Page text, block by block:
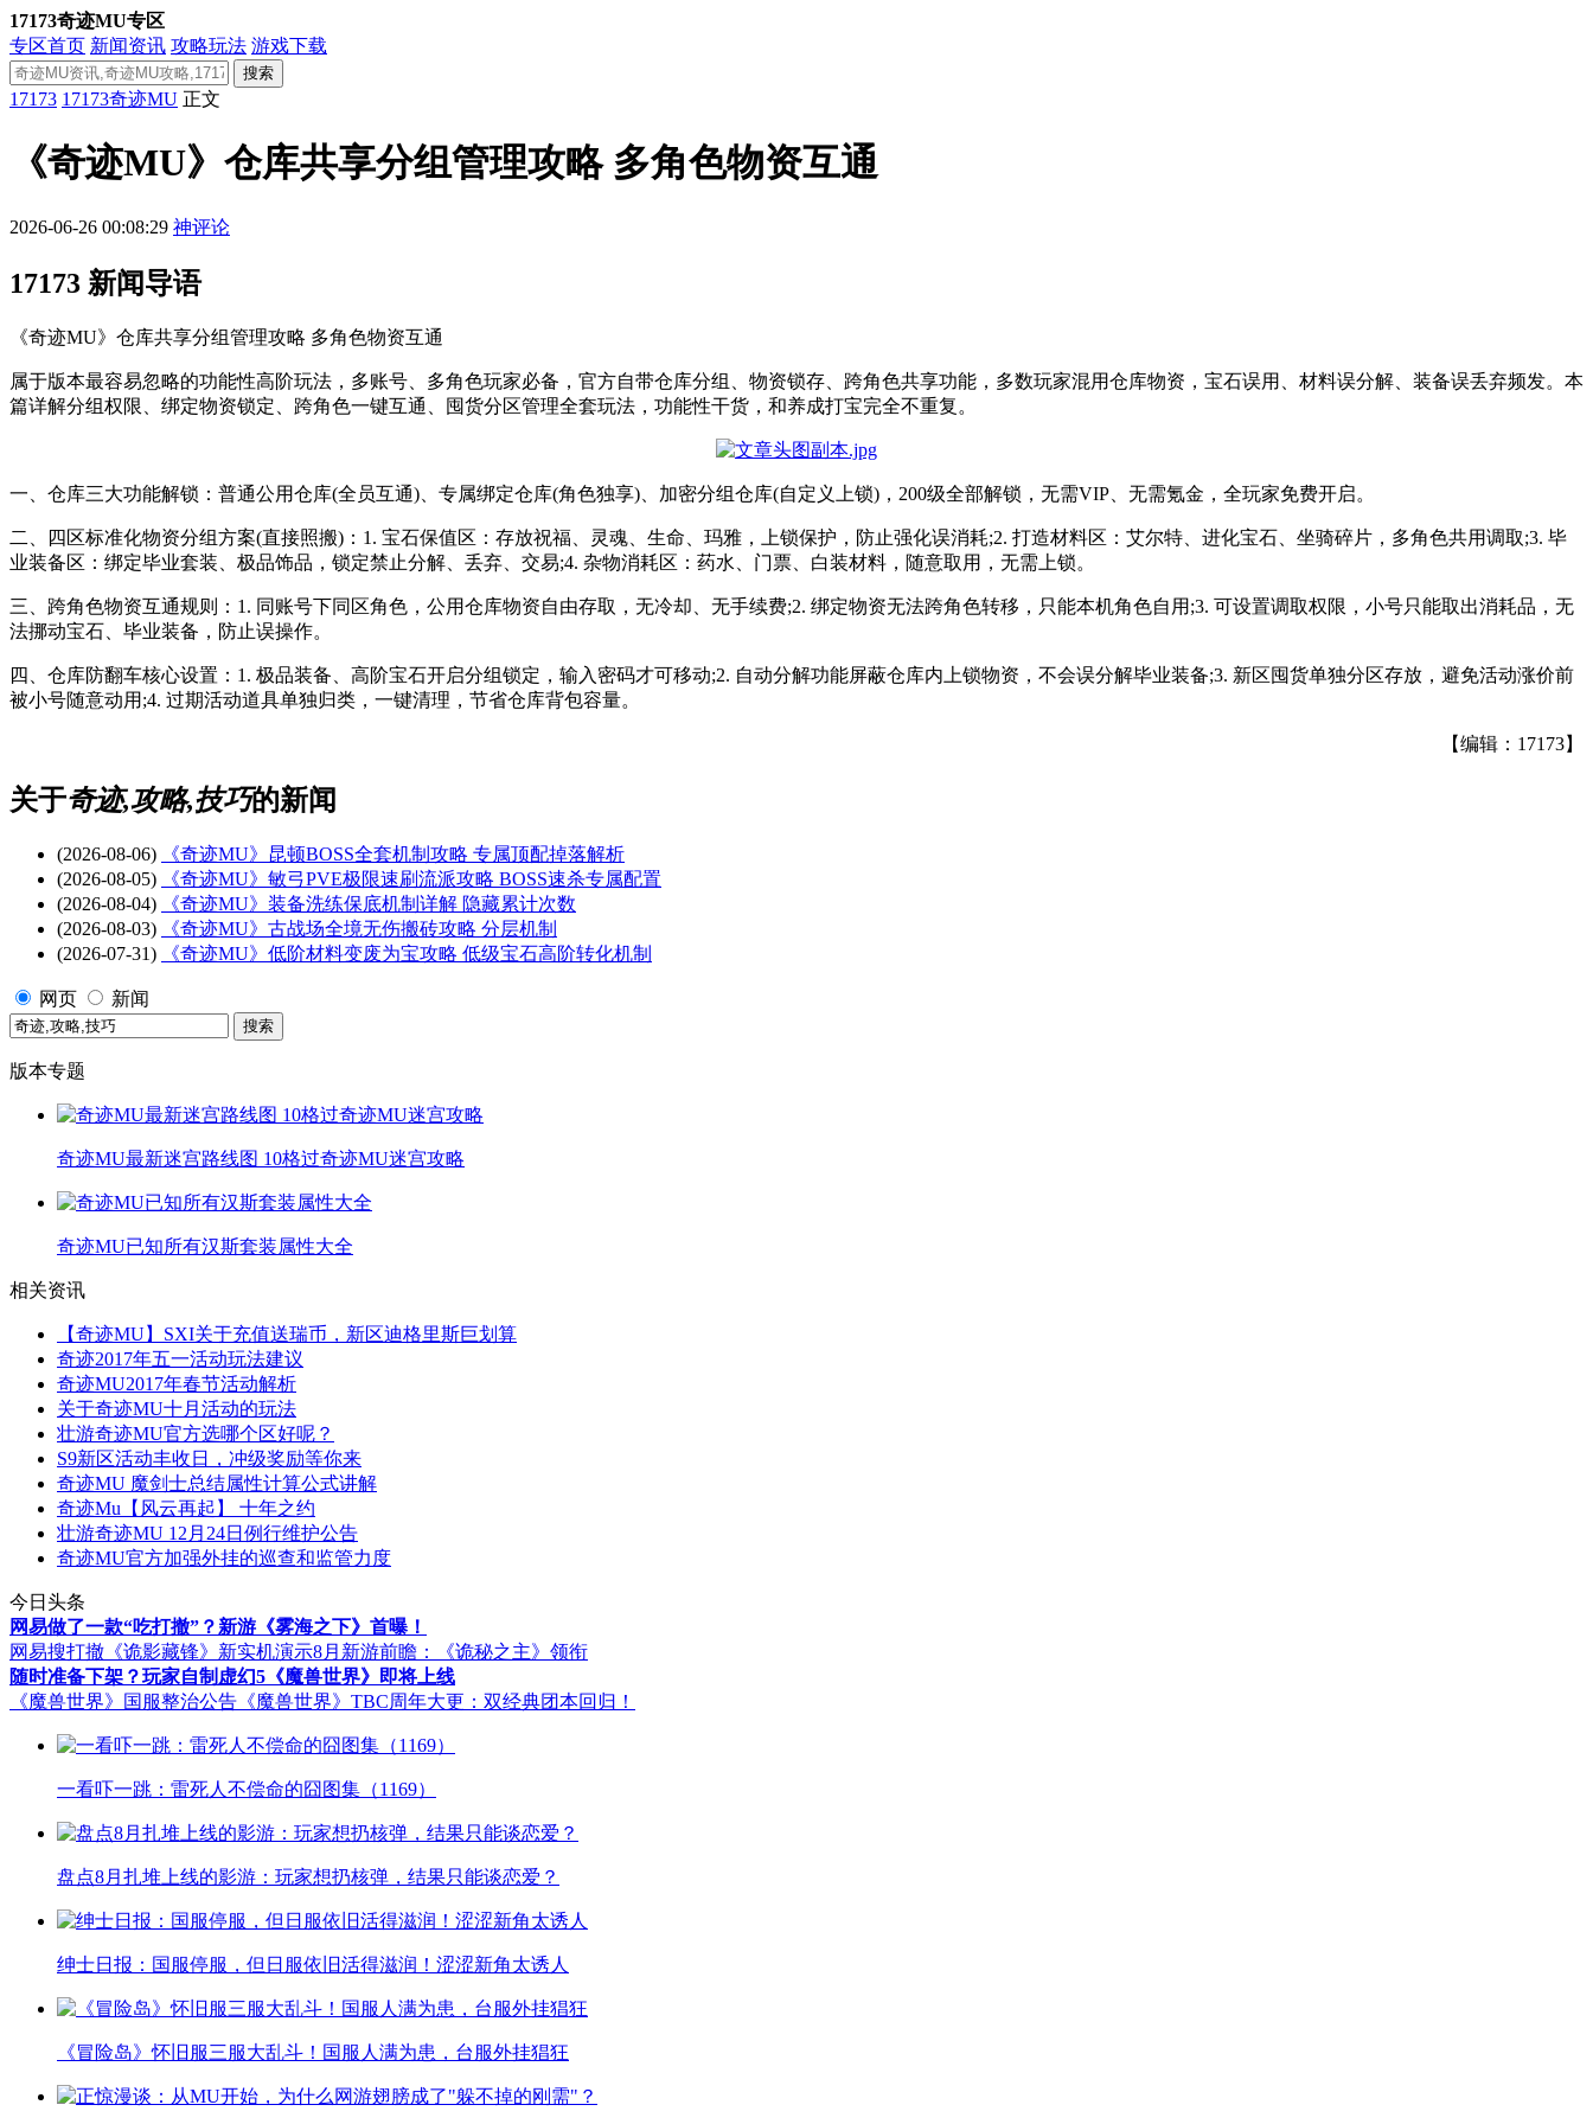
17173奇迹MU专区
专区首页 新闻资讯 攻略玩法 游戏下载
搜索
17173 17173奇迹MU 正文
《奇迹MU》仓库共享分组管理攻略 多角色物资互通
2026-06-26 00:08:29 神评论
17173 新闻导语
《奇迹MU》仓库共享分组管理攻略 多角色物资互通
属于版本最容易忽略的功能性高阶玩法，多账号、多角色玩家必备，官方自带仓库分组、物资锁存、跨角色共享功能，多数玩家混用仓库物资，宝石误用、材料误分解、装备误丢弃频发。本
篇详解分组权限、绑定物资锁定、跨角色一键互通、囤货分区管理全套玩法，功能性干货，和养成打宝完全不重复。
一、仓库三大功能解锁：普通公用仓库(全员互通)、专属绑定仓库(角色独享)、加密分组仓库(自定义上锁)，200级全部解锁，无需VIP、无需氪金，全玩家免费开启。
二、四区标准化物资分组方案(直接照搬)：1. 宝石保值区：存放祝福、灵魂、生命、玛雅，上锁保护，防止强化误消耗;2. 打造材料区：艾尔特、进化宝石、坐骑碎片，多角色共用调取;3. 毕
业装备区：绑定毕业套装、极品饰品，锁定禁止分解、丢弃、交易;4. 杂物消耗区：药水、门票、白装材料，随意取用，无需上锁。
三、跨角色物资互通规则：1. 同账号下同区角色，公用仓库物资自由存取，无冷却、无手续费;2. 绑定物资无法跨角色转移，只能本机角色自用;3. 可设置调取权限，小号只能取出消耗品，无
法挪动宝石、毕业装备，防止误操作。
四、仓库防翻车核心设置：1. 极品装备、高阶宝石开启分组锁定，输入密码才可移动;2. 自动分解功能屏蔽仓库内上锁物资，不会误分解毕业装备;3. 新区囤货单独分区存放，避免活动涨价前
被小号随意动用;4. 过期活动道具单独归类，一键清理，节省仓库背包容量。
【编辑：17173】
关于奇迹,攻略,技巧的新闻
(2026-08-06)
《奇迹MU》昆顿BOSS全套机制攻略 专属顶配掉落解析
(2026-08-05)
《奇迹MU》敏弓PVE极限速刷流派攻略 BOSS速杀专属配置
(2026-08-04)
《奇迹MU》装备洗练保底机制详解 隐藏累计次数
(2026-08-03)
《奇迹MU》古战场全境无伤搬砖攻略 分层机制
(2026-07-31)
《奇迹MU》低阶材料变废为宝攻略 低级宝石高阶转化机制
网页 新闻
版本专题
奇迹MU最新迷宫路线图 10格过奇迹MU迷宫攻略
奇迹MU已知所有汉斯套装属性大全
相关资讯
【奇迹MU】SXI关于充值送瑞币，新区迪格里斯巨划算
奇迹2017年五一活动玩法建议
奇迹MU2017年春节活动解析
关于奇迹MU十月活动的玩法
壮游奇迹MU官方选哪个区好呢？
S9新区活动丰收日，冲级奖励等你来
奇迹MU 魔剑士总结属性计算公式讲解
奇迹Mu【风云再起】 十年之约
壮游奇迹MU 12月24日例行维护公告
奇迹MU官方加强外挂的巡查和监管力度
今日头条
网易做了一款“吃打撤”？新游《雾海之下》首曝！
网易搜打撤《诡影藏锋》新实机演示8月新游前瞻：《诡秘之主》领衔
随时准备下架？玩家自制虚幻5《魔兽世界》即将上线
《魔兽世界》国服整治公告 《魔兽世界》TBC周年大更：双经典团本回归！
一看吓一跳：雷死人不偿命的囧图集（1169）
盘点8月扎堆上线的影游：玩家想扔核弹，结果只能谈恋爱？
绅士日报：国服停服，但日服依旧活得滋润！涩涩新角太诱人
《冒险岛》怀旧服三服大乱斗！国服人满为患，台服外挂猖狂